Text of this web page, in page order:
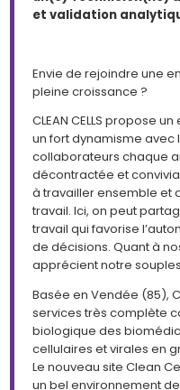
et validation
Envie de rejoindre une
pleine croissance ?
CLEAN CELLS propose
un fort dynamisme avec
collaborateurs chaque
décontractée et
à travailler ensemble et
travail. Ici, on peut
travail qui favorise
de décisions. Quant à
apprécient notre
Basée en Vendée (85),
services très complète
biologique des
cellulaires et virales en
Le nouveau site Clean
un bel environnement